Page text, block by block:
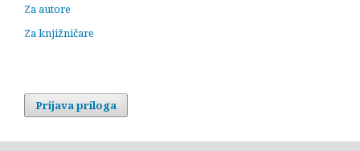
Za autore
Za knjižničare
Prijava priloga